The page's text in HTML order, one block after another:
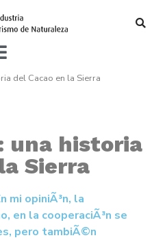
del Cacao en la Sierra
una historia
Sierra
mi opiniÃ³n, la
en la cooperaciÃ³n se
pero tambiÃ©n